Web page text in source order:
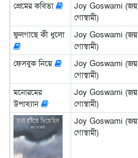
প্রেমের কবিতা
Joy Goswami (জয়
গোস্বামী)
ফুলগাছে কী ধুলো
Joy Goswami (জয়
গোস্বামী)
ফেসবুক নিয়ে
Joy Goswami (জয়
গোস্বামী)
মনোরমের
উপাখ্যান
Joy Goswami (জয়
গোস্বামী)
Joy Goswami (জয়
গোস্বামী)